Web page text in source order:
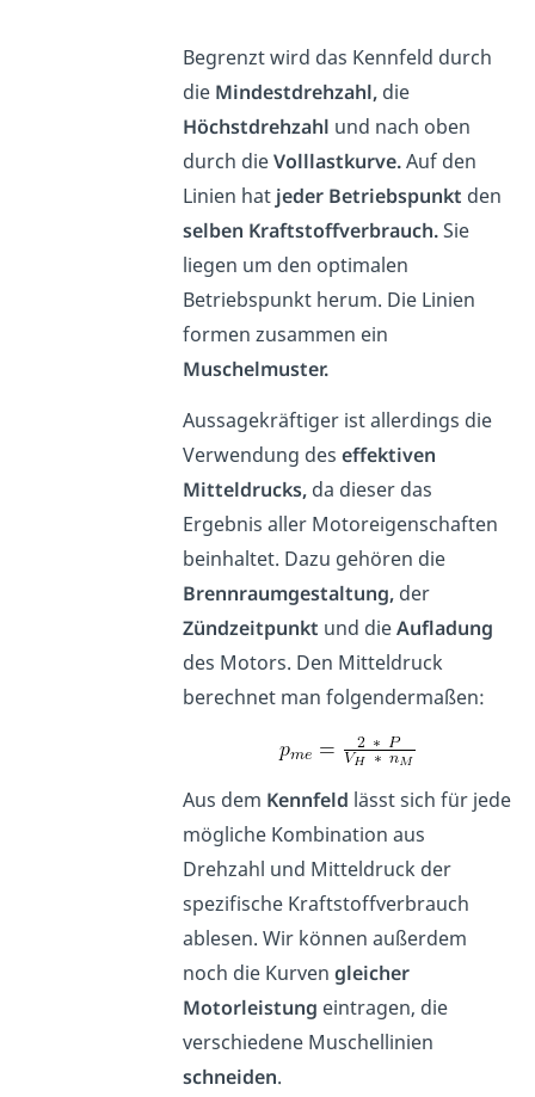
Begrenzt wird das Kennfeld durch
die Mindestdrehzahl,die
Höchstdrehzahl und nach oben
durch dieVolllastkurve.Auf den
Linien hat jeder Betriebspunkt den
selben Kraftstoffverbrauch.Sie
liegen um den optimalen
Betriebspunkt herum. Die Linien
formen zusammen ein
Muschelmuster.
Aussagekräftiger ist allerdings die
Verwendung des effektiven
Mitteldrucks,da dieser das
Ergebnis aller Motoreigenschaften
beinhaltet. Dazu gehören die
Brennraumgestaltung,der
Zündzeitpunkt und dieAufladung
des Motors. Den Mitteldruck
berechnet man folgendermaßen:
Aus dem Kennfeld lässt sich für jede
mögliche Kombination aus
Drehzahl und Mitteldruck der
spezifische Kraftstoffverbrauch
ablesen. Wir können außerdem
noch die Kurven gleicher
Motorleistung eintragen, die
verschiedene Muschellinien
schneiden.